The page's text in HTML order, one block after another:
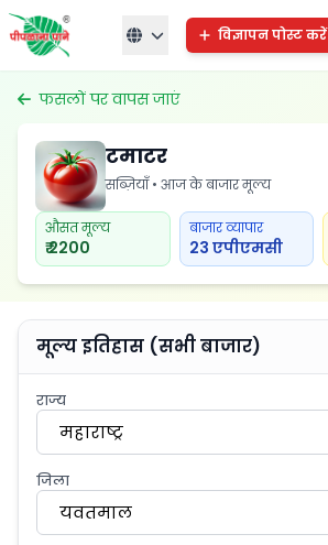
विज्ञापन पोस्ट करें
फसलों पर वापस जाएं
टमाटर
सब्ज़ियाँ • आज के बाजार मूल्य
औसत मूल्य
₹ 2200
बाजार व्यापार
23 एपीएमसी
मूल्य इतिहास (सभी बाजार)
राज्य
महाराष्ट्र
जिला
यवतमाल